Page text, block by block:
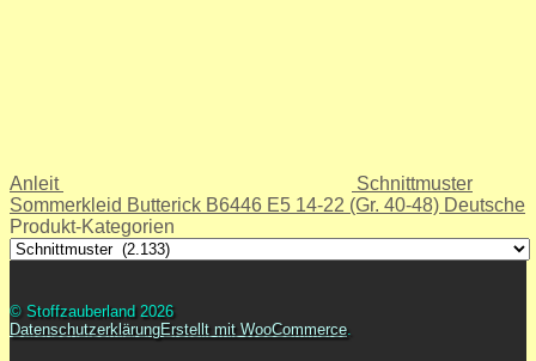
Anleit
Schnittmuster
Sommerkleid Butterick B6446 E5 14-22 (Gr. 40-48) Deutsche
Produkt-Kategorien
© Stoffzauberland 2026
DatenschutzerklärungErstellt mit WooCommerce.